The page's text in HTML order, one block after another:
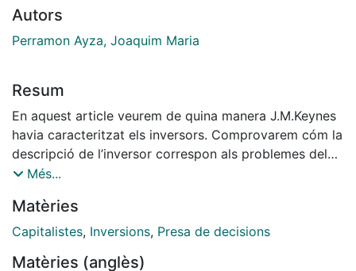
Autors
Perramon Ayza, Joaquim Maria
Resum
En aquest article veurem de quina manera J.M.Keynes
havia caracteritzat els inversors. Comprovarem cóm la
descripció de l’inversor correspon als problemes del
mercat de valors descrits per John Maynard Keynes,
l’economia, fou un analista d’inversions, continuen
plenament vigents avui en dia.
arquetips d’inversors: l’inversor
Més...
Matèries
Capitalistes, Inversions, Presa de decisions
Matèries (anglès)